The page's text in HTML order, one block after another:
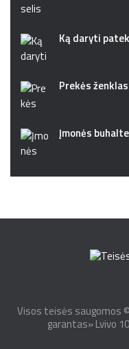
Ką daryti
Prekės
Įmonės
Visos teisės saugomos
garantas» Lvivo